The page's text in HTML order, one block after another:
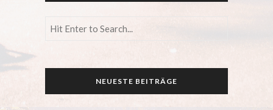
NEUESTE BEITRÄGE